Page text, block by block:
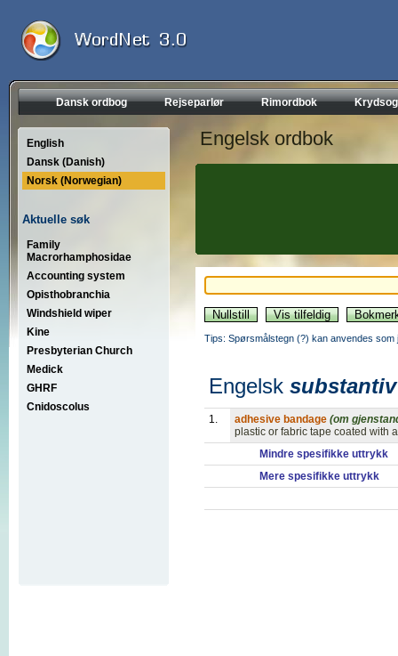
Dansk ordbog Rejseparlør Rimordbok
English
Dansk (Danish)
Norsk (Norwegian)
Aktuelle søk
Family
Macrorhamphosidae
Accounting system
Opisthobranchia
Windshield wiper
Kine
Presbyterian Church
Medick
GHRF
Cnidoscolus
Engelsk ordbok
Tips: Spørsmålstegn (?) kan anvendes
Engelsk substantiv
1. adhesive bandage (om
plastic or fabric tape coated with
Mindre spesifikke uttrykk
Mere spesifikke uttrykk